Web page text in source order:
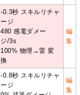
-0.3秒 スキルリチャ
ージ
480 感電ダメー
ジ/3s
100% 物理→雷 変
換
編
集
-0.8秒 スキルリチャ
ージ
編
集